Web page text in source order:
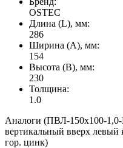
OSTEC
Длина (L), мм:
286
Ширина (А), мм:
154
Высота (В), мм:
230
Толщина:
1.0
Аналоги (ПВЛ-150х100-
вертикальный вверх
гор. цинк)